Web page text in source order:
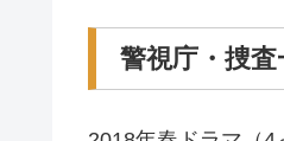
警視庁・捜査